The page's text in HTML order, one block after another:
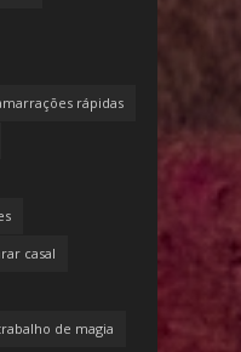
rápidas
casal
de magia